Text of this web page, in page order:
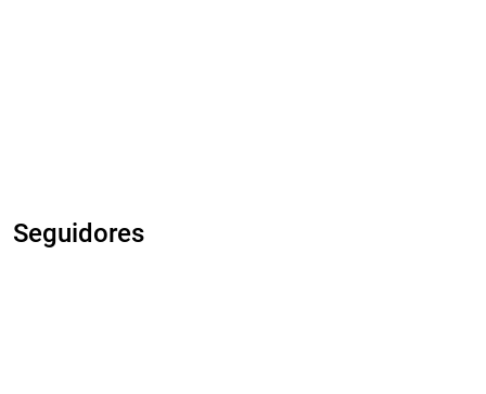
Seguidores